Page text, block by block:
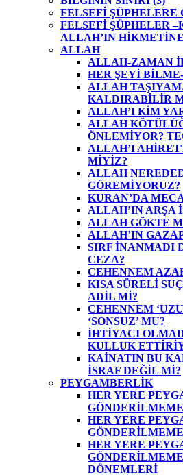
FELSEFİ ŞÜPHELERE
FELSEFİ ŞÜPHELER
ALLAH’IN
ALLAH
ALLAH-ZAMAN
HER ŞEYİ
ALLAH
KALDIRABİLİR
ALLAH’I KİM
ALLAH
ÖNLEMİYOR?
ALLAH’I
MİYİZ?
ALLAH
GÖREMİYORUZ?
KURAN’DA
ALLAH’IN ARŞA
ALLAH GÖKTE
ALLAH’IN
SIRF İNANMADI
CEZA?
CEHENNEM
KISA SÜRELİ
ADİL Mİ?
CEHENNEM
‘SONSUZ’ MU?
İHTİYACI
KULLUK
KAİNATIN BU
İSRAF DEĞİL Mİ?
PEYGAMBERLİK
HER YERE
HER YERE
HER YERE
DÖNEMLERİ